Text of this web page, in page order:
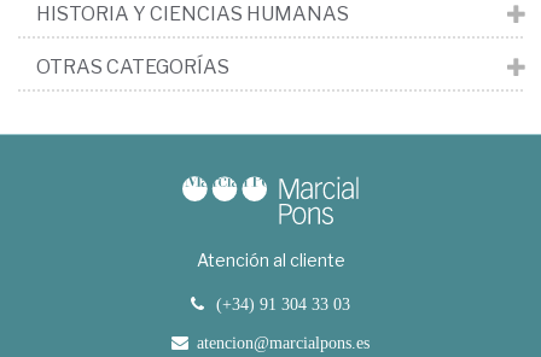
HISTORIA Y CIENCIAS HUMANAS
OTRAS CATEGORÍAS
Atención al cliente
(+34) 91 304 33 03
atencion@marcialpons.es